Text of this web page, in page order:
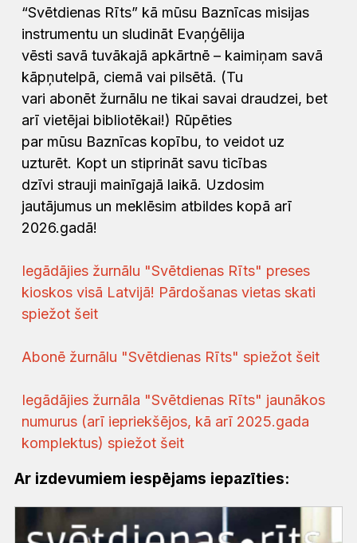
“Svētdienas Rīts” kā mūsu Baznīcas misijas
instrumentu un sludināt Evaņģēlija
vēsti savā tuvākajā apkārtnē – kaimiņam savā
kāpņutelpā, ciemā vai pilsētā. (Tu
vari abonēt žurnālu ne tikai savai draudzei, bet
arī vietējai bibliotēkai!) Rūpēties
par mūsu Baznīcas kopību, to veidot uz
uzturēt. Kopt un stiprināt savu ticības
dzīvi strauji mainīgajā laikā. Uzdosim
jautājumus un meklēsim atbildes kopā arī
2026.gadā!
Iegādājies žurnālu "Svētdienas Rīts" preses
kioskos visā Latvijā! Pārdošanas vietas skati
spiežot šeit
Abonē žurnālu "Svētdienas Rīts" spiežot šeit
Iegādājies žurnāla "Svētdienas Rīts" jaunākos
numurus (arī iepriekšējos, kā arī 2025.gada
komplektus) spiežot šeit
Ar izdevumiem iespējams iepazīties: